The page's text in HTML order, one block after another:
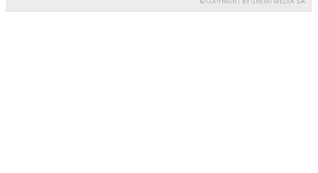
© COPYRIGHT BY GREMI MEDIA SA